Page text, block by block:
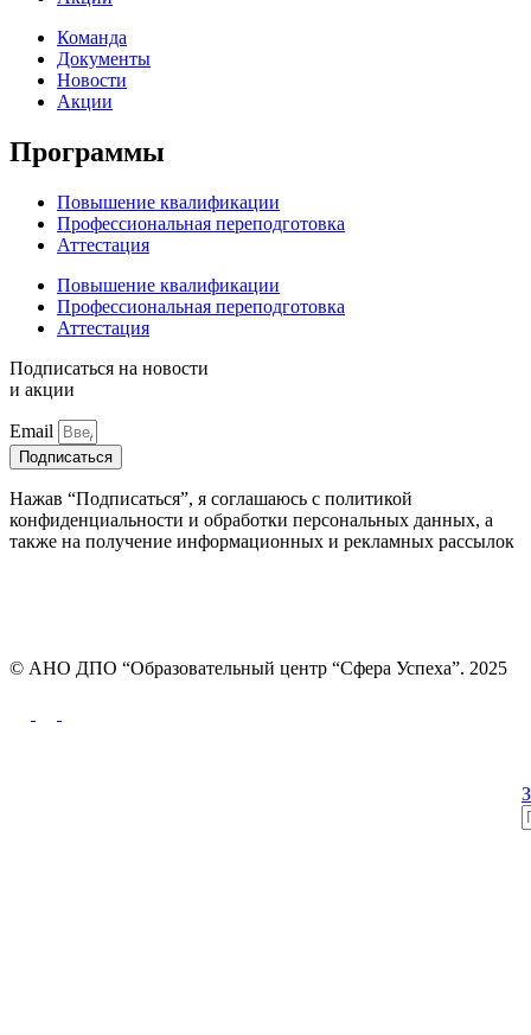
Команда
Документы
Новости
Акции
Программы
Повышение квалификации
Профессиональная переподготовка
Аттестация
Повышение квалификации
Профессиональная переподготовка
Аттестация
Подписаться на новости
и акции
Email
Подписаться
Нажав “Подписаться”, я соглашаюсь с политикой
конфиденциальности и обработки персональных данных, а
также на получение информационных и рекламных рассылок
© АНО ДПО “Образовательный центр “Сфера Успеха”. 2025